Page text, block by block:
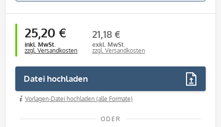
25,20 €
inkl. MwSt.
zzgl. Versandkosten
21,18 €
exkl. MwSt.
zzgl. Versandkosten
Datei hochladen
Vorlagen-Datei hochladen (alle Formate)
ODER